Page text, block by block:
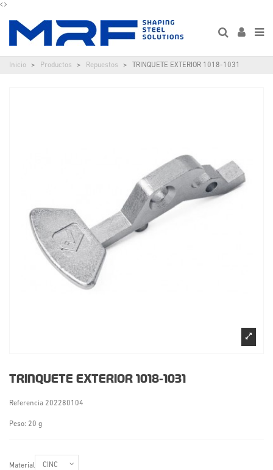
Inicio Productos Repuestos TRINQUETE EXTERIOR 1018-1031
TRINQUETE EXTERIOR 1018-1031
Referencia 202280104
Peso: 20 g
Material